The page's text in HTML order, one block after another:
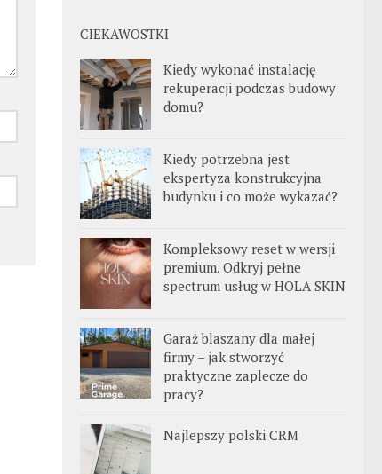
CIEKAWOSTKI
Kiedy wykonać instalację
rekuperacji podczas budowy
domu?
Kiedy potrzebna jest
ekspertyza konstrukcyjna
budynku i co może wykazać?
Kompleksowy reset w wersji
premium. Odkryj pełne
spectrum usług w HOLA SKIN
Garaż blaszany dla małej
firmy – jak stworzyć
praktyczne zaplecze do
pracy?
Najlepszy polski CRM